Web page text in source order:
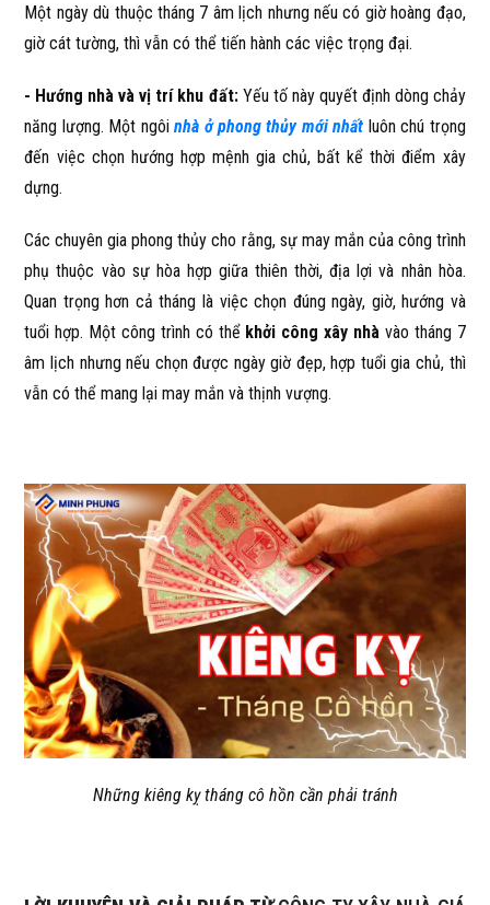
Một ngày dù thuộc tháng 7 âm lịch nhưng nếu có giờ hoàng đạo,
giờ cát tường, thì vẫn có thể tiến hành các việc trọng đại.
- Hướng nhà và vị trí khu đất:Yếu tố này quyết định dòng chảy
năng lượng. Một ngôinhà ở phong thủy mới nhất luôn chú trọng
đến việc chọn hướng hợp mệnh gia chủ, bất kể thời điểm xây
dựng.
Các chuyên gia phong thủy cho rằng, sự may mắn của công trình
phụ thuộc vào sự hòa hợp giữa thiên thời, địa lợi và nhân hòa.
Quan trọng hơn cả tháng là việc chọn đúng ngày, giờ, hướng và
tuổi hợp. Một công trình có thể khởi công xây nhà vào tháng 7
âm lịch nhưng nếu chọn được ngày giờ đẹp, hợp tuổi gia chủ, thì
vẫn có thể mang lại may mắn và thịnh vượng.
Những kiêng kỵ tháng cô hồn cần phải tránh